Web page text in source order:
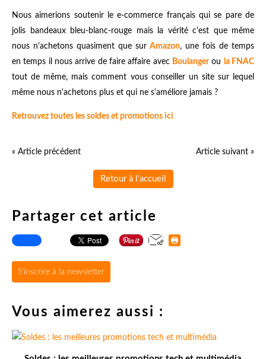
Nous aimerions soutenir le e-commerce français qui se pare de
jolis bandeaux bleu-blanc-rouge mais la vérité c'est que même
nous n'achetons quasiment que surAmazon, une fois de temps
en temps il nous arrive de faire affaire avec Boulangerou
la FNAC
tout de même, mais comment vous conseiller un site sur lequel
même nous n'achetons plus et qui ne s'améliore jamais ?
Retrouvez toutes les soldes et promotions ici
« Article précédent Article suivant »
Retour à l'accueil
Partager cet article
S'inscrire à la newsletter
Vous aimerez aussi :